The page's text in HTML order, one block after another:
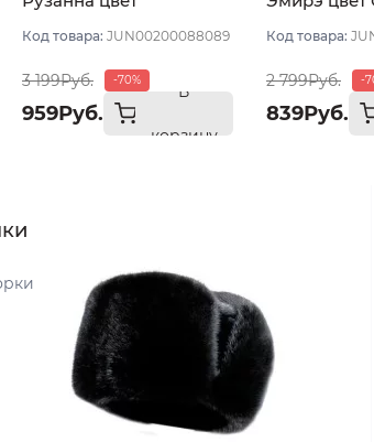
Сиреневый светлый
Код товара: JUN00200088089
3 199Руб. -70%
959Руб.
В
корзину
светлый
Код товара:
2 799Руб. -
839Руб.